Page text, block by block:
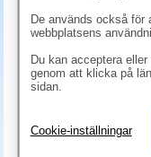
De används också för
webbplatsens
Du kan acceptera
genom att klicka på
sidan.
Cookie-inställningar